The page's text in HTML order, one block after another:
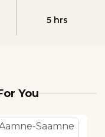
5 hrs
You